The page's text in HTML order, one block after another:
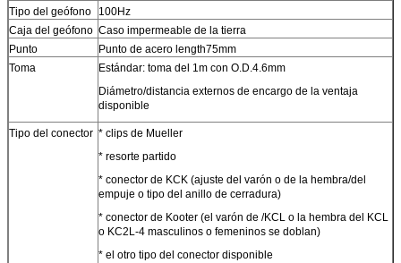
Tipo del geófono
100Hz
Caja del geófono Caso impermeable de la tierra
Punto
Punto de acero length75mm
Toma
Estándar: toma del 1m con O.D.4.6mm
Diámetro/distancia externos de encargo de la ventaja
disponible
Tipo del conector * clips de Mueller
* resorte partido
* conector de KCK (ajuste del varón o de la hembra/del
empuje o tipo del anillo de cerradura)
* conector de Kooter (el varón de /KCL o la hembra del KCL
o KC2L-4 masculinos o femeninos se doblan)
* el otro tipo del conector disponible